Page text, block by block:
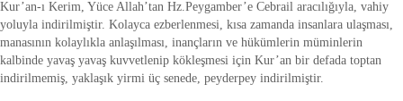
Kur’an-ı Kerim, Yüce Allah’tan Hz.Peygamber’e Cebrail aracılığıyla, vahiy
yoluyla indirilmiştir. Kolayca ezberlenmesi, kısa zamanda insanlara ulaşması,
manasının kolaylıkla anlaşılması, inançların ve hükümlerin müminlerin
kalbinde yavaş yavaş kuvvetlenip kökleşmesi için Kur’an bir defada toptan
indirilmemiş, yaklaşık yirmi üç senede, peyderpey indirilmiştir.